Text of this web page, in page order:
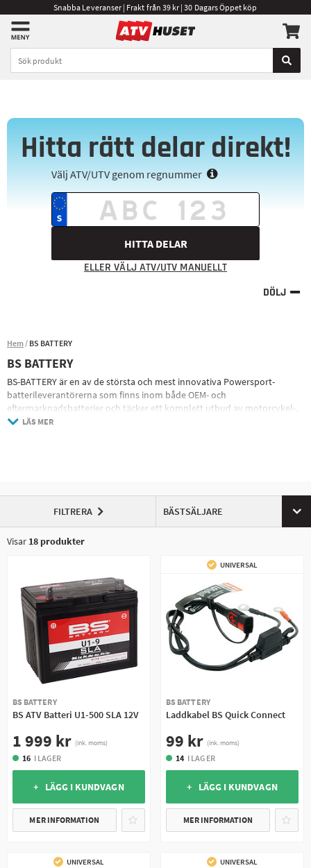
Snabba Leveranser | Frakt från 39 kr | 30 Dagars Öppet köp
Hitta rätt delar direkt!
Välj ATV/UTV genom regnummer
HITTA DELAR
ELLER VÄLJ ATV/UTV MANUELLT
DÖLJ
Hem BS BATTERY
BS BATTERY
BS-BATTERY är en av de största och mest innovativa Powersport-
batterileverantörerna som finns inom både OEM- och
eftermarknadsbatterier och täcker ett komplett utbud av motorcykel-,
skoter-, ATV-, vattenskoter-, snöskoter- och nyttofordonstillämpningar.
LÄS MER
FILTRERA BÄSTSÄLJARE
Visar 18 produkter
BS BATTERY
BS ATV Batteri U1-500 SLA 12V
1 999 kr (ink. moms)
16 I LAGER
+ LÄGG I KUNDVAGN
MER INFORMATION
UNIVERSAL
BS BATTERY
Laddkabel BS Quick Connect
99 kr (ink. moms)
14 I LAGER
+ LÄGG I KUNDVAGN
MER INFORMATION
UNIVERSAL UNIVERSAL